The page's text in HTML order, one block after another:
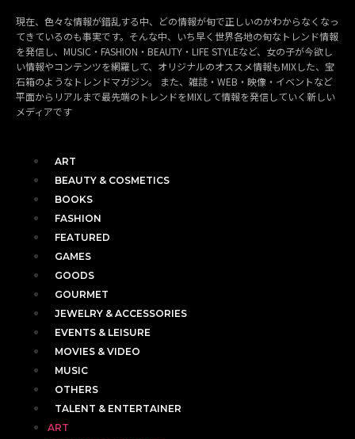
現在、色々な情報が錯乱する中、どの情報が旬で正しいのかわからなくなっ
てきているのも事実です。そんな中、いち早く世界各地の旬なトレンド情報
を発信し、MUSIC・FASHION・BEAUTY・LIFE STYLEなど、女の子が今欲し
い情報やコンテンツを網羅して、オリジナルのオススメ情報もMIXした、宝
石箱のようなトレンドマガジン。 また、雑誌・WEB・映像・イベントなど
平面からリアルまで最先端のトレンドをMIXして情報を発信していく新しい
メディアです
ART
BEAUTY & COSMETICS
BOOKS
FASHION
FEATURED
GAMES
GOODS
GOURMET
JEWELRY & ACCESSORIES
EVENTS & LEISURE
MOVIES & VIDEO
MUSIC
OTHERS
TALENT & ENTERTAINER
ART